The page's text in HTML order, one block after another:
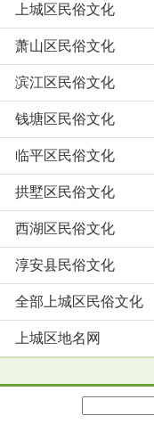
上城区民俗文化
萧山区民俗文化
滨江区民俗文化
钱塘区民俗文化
临平区民俗文化
拱墅区民俗文化
西湖区民俗文化
淳安县民俗文化
全部上城区民俗文化
上城区地名网